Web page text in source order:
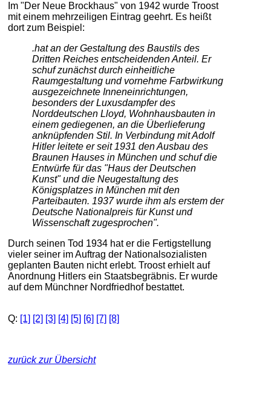
Im "Der Neue Brockhaus" von 1942 wurde Troost
mit einem mehrzeiligen Eintrag geehrt. Es heißt
dort zum Beispiel:
.hat an der Gestaltung des Baustils des
Dritten Reiches entscheidenden Anteil. Er
schuf zunächst durch einheitliche
Raumgestaltung und vornehme Farbwirkung
ausgezeichnete Inneneinrichtungen,
besonders der Luxusdampfer des
Norddeutschen Lloyd, Wohnhausbauten in
einem gediegenen, an die Überlieferung
anknüpfenden Stil. In Verbindung mit Adolf
Hitler leitete er seit 1931 den Ausbau des
Braunen Hauses in München und schuf die
Entwürfe für das "Haus der Deutschen
Kunst" und die Neugestaltung des
Königsplatzes in München mit den
Parteibauten. 1937 wurde ihm als erstem der
Deutsche Nationalpreis für Kunst und
Wissenschaft zugesprochen".
Durch seinen Tod 1934 hat er die Fertigstellung
vieler seiner im Auftrag der Nationalsozialisten
geplanten Bauten nicht erlebt. Troost erhielt auf
Anordnung Hitlers ein Staatsbegräbnis. Er wurde
auf dem Münchner Nordfriedhof bestattet.
Q: [1] [2] [3] [4] [5] [6] [7] [8]
zurück zur Übersicht